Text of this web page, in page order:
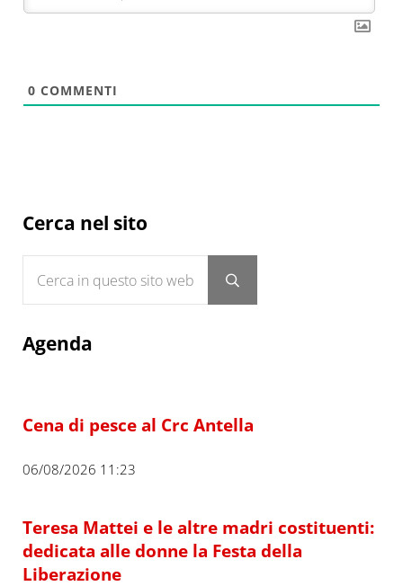
0 COMMENTI
Sidebar
Cerca nel sito
Submit search
Agenda
Cena di pesce al Crc Antella
06/08/2026 11:23
Teresa Mattei e le altre madri costituenti:
dedicata alle donne la Festa della
Liberazione